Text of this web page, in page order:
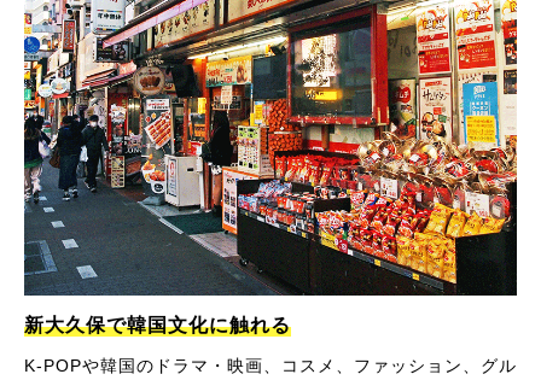
新大久保で韓国文化に触れる
K-POPや韓国のドラマ・映画、コスメ、ファッション、グル